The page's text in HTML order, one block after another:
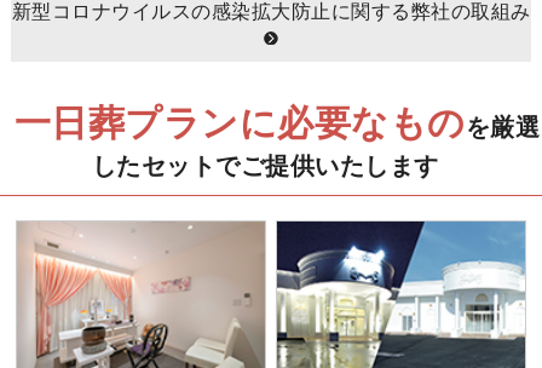
新型コロナウイルスの感染拡大防止に関する弊社の取組み
一日葬プランに必要なものを厳選
したセットでご提供いたします